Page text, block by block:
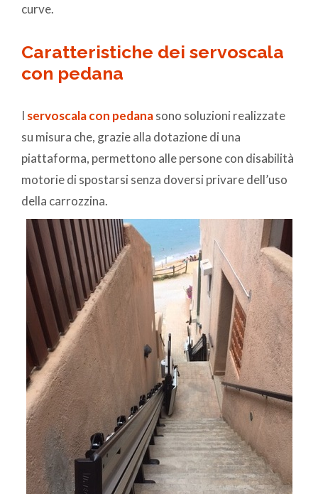
curve.
Caratteristiche dei servoscala
con pedana
I servoscala con pedanasono soluzioni realizzate
su misura che, grazie alla dotazione di una
piattaforma, permettono alle persone con disabilità
motorie di spostarsi senza doversi privare dell’uso
della carrozzina.